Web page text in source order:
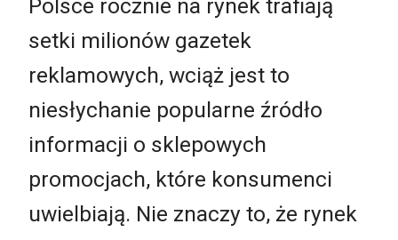
Polsce rocznie na rynek trafiają
setki milionów gazetek
reklamowych, wciąż jest to
niesłychanie popularne źródło
informacji o sklepowych
promocjach, które konsumenci
uwielbiają. Nie znaczy to, że rynek